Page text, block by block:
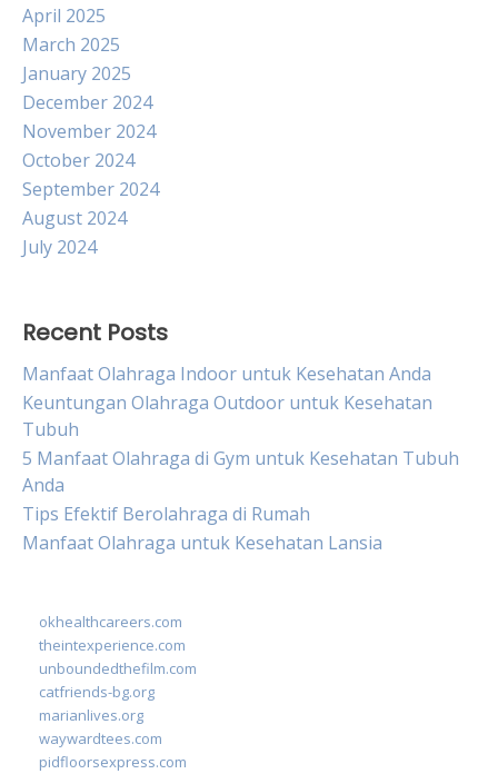
April 2025
March 2025
January 2025
December 2024
November 2024
October 2024
September 2024
August 2024
July 2024
Recent Posts
Manfaat Olahraga Indoor untuk Kesehatan Anda
Keuntungan Olahraga Outdoor untuk Kesehatan
Tubuh
5 Manfaat Olahraga di Gym untuk Kesehatan Tubuh
Anda
Tips Efektif Berolahraga di Rumah
Manfaat Olahraga untuk Kesehatan Lansia
okhealthcareers.com
theintexperience.com
unboundedthefilm.com
catfriends-bg.org
marianlives.org
waywardtees.com
pidfloorsexpress.com